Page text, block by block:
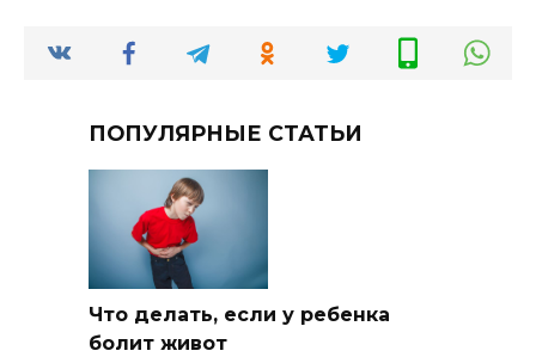
ПОПУЛЯРНЫЕ СТАТЬИ
Что делать, если у ребенка
болит живот